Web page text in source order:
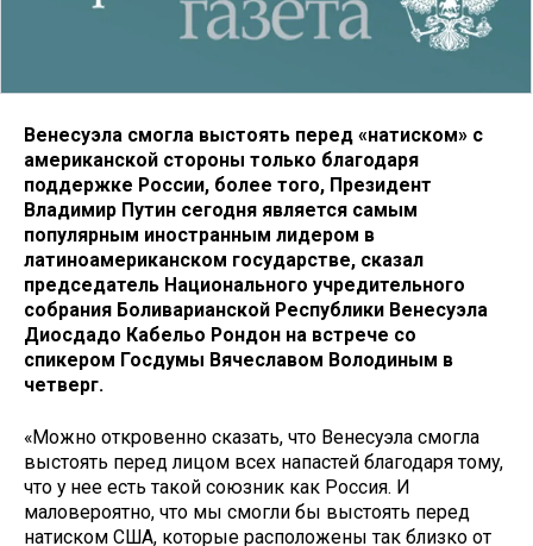
Венесуэла смогла выстоять перед «натиском» с
американской стороны только благодаря
поддержке России, более того, Президент
Владимир Путин сегодня является самым
популярным иностранным лидером в
латиноамериканском государстве, сказал
председатель Национального учредительного
собрания Боливарианской Республики Венесуэла
Диосдадо Кабельо Рондон на встрече со
спикером Госдумы Вячеславом Володиным в
четверг.
«Можно откровенно сказать, что Венесуэла смогла
выстоять перед лицом всех напастей благодаря тому,
что у нее есть такой союзник как Россия. И
маловероятно, что мы смогли бы выстоять перед
натиском США, которые расположены так близко от